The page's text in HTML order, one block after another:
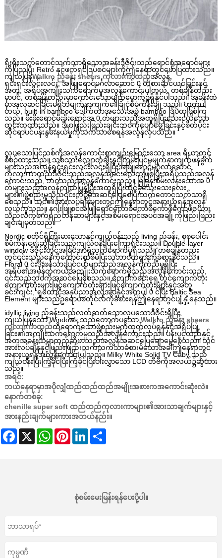
ရိုးရိုးသက်တောင့်သက်သာရှိသောအခန်းဒီဇိုင်းသည်ရောင်စုံအရောင်များ
ကိုပြသပြီး Retro နှင့်ဖက်ရှင်ဒြပ်စင်များကိုဤနေရာတွင်ဖော်ပြထားသည်။
ကျယ်ပြန့်Walkro ည့်ခန်း sheers ကုလားကာထည်အလွန်
ရှင်းရှင်းလင်းလင်း, အဖြူရောင်မင်္ဂလာဆောင် 0 တ်စားဆင်ယင်ခြင်းနှင့်
အတူ, အရိပ်အကျိုးသက်ရောက်မှုအလွန်ကောင်းပါတယ်, တစ်ချိန်တည်း
မှာပင်, တစ်ချိန်တည်းမှာကောင်းသောမျက်မှောက်၌ရှိနိုင်ပါသည်။ အခန်းထဲ
မှာအလှဆင်ခြင်းမရှိဘဲမျက်နှာကျက်၏ခြုံငုံစီမံကိန်းချုံ့သည်။ ဟုတ်ပါ
တယ်, built-in bamboo ဒေါက်တာအသေးအဖွဲ bamboo ဒြပ်ထုဖြစ်ကြ
သည်။ မီးခိုးရောင်မီးခိုးရောင်အ 0 တ်များသည်အထူရှိပြီးသေးငယ်သော
ထွင်းထုထားသည်။ ဒီမှာဖြည်းဖြည်းချင်းဘဝကိုပျော်မွေ့ခြင်းနှင့်စိတ်ပိုင်း
ဆိုင်ရာပင်ပန်းနွမ်းနယ်မှုကိုသက်သာစေရန်အလွန်လှပသည်။
လှပသောပြင်သစ်ကိုအလွန်ကောင်းစွာကျဉ်းမြောင်းသော area ရိယာတွင်
စီစဉ်ထားသည်။ သစ်သားလျှောတံခါးနှင့်ကြမ်းပြင်မှမျက်နှာကျက်ဖန်ခွက်
များသည်အလွန်ရှင်းရှင်းလင်းလင်းရှိပြီးအဖြူရောင်မင်္ဂလာဆောင်
ကုလားကာထည်ဒီဇိုင်းသည်အလွန်အမင်းလေထုဖြစ်ပြီးအရိပ်သည်အလွန်
ကောင်းသည်, ဘဝသည်အလွန်ကောင်းသည်။ မြမြွန်းစိမ်းလန်းသောအ 0
တ်များသည်အလွန်ကျယ်ပြန့်ပြီးအထူရှိပြီးထိုင်ခုံသေးသေးလေး
များ၏ဖွဲ့စည်းမှုသည်၎င်းကိုပိုမိုအဆင်ပြေစေပြီးသက်တောင့်သက်သာရှိ
စေသည်။ သင်၏အားလပ်ချိန်များတွင်ဤနေရာတွင်အနားယူရန်အလွန်
လွယ်ကူသည်။ နဂါးဖြူစင်အဖြူရောင်ကော်ဖီကော်ဖီကော်ဖီကော်ဖီဇယား
သည်လက်ဖက်ရည်တန်ဆာများနှင့်အစိမ်းရောင်အပင်အချို့ကိုဖြည်းဖြည်း
ချင်းချမှတ်သည်။
Nordic စတိုင်ရှိကြီးမားသောနှင့်ကျယ်ဝန်းသည့် living ည့်ခန်း, စုစုပေါင်း
စီမံကိန်းရေးဆွဲခြင်းသည်ကျယ်ဝန်းပြီးကြော့ရှင်းသည်။ Double-layer
window ဒီဇိုင်းတွင်အမြင်အာရုံသက်ရောက်မှုရှိသည်။ တစ်ချိန်တည်း
တွင်၎င်းသည်နေကိုကောင်းစွာစီမံပြီးသဘာဝတရားကိုခံစားနိုင်သည်။
Floral 0 င်းဒိုးဖန်သားပြင်ငယ်များသည်အလွန်ကိုက်ညီမှုရှိပြီး
အရိပ်၏အမှန်တကယ်အကျိုးသက်ရောက်မှုသည်အလွန်ကောင်းသည်,
၎င်းသည်ဘဝကိုအဆင်ပြေစေသည်။ ကျောက်ခင်းရှေ့တွင်ကျောက်တုံး
ကျောက်တုံးများဖြင့်ကျောက်တုံးများဖြင့်ကျောက်တုံးများနှင့်အတူ
ခင်းကျင်း, ရှုထောင့်အနုပညာအလှအပနှင့်အတူပါ 0 င်ပြီး Baltic Sea
Element များသည်ဥရောပစတိုင်လ်ကိုခံစားရန်ဤနေရာတွင်ပျံ့နှံ့နေသည်။
idyllic living ည့်ခန်းသည်လတ်ဆတ်သောလှပသောဒီဇိုင်းရှိပြီး
ကျယ်ပြန့်သော Windows သည်တောက်ပသော, Walkro ည့်ခန်း sheers
ကုလားကာထည်ထိရောက်သောဖွဲ့စည်းမှုကိုထုတ်လုပ်ရန်နှင့်အရိပ်ပြု
ခြင်း၏အကျိုးသက်ရောက်မှုသည်အလွန်ကောင်းသည်။ ပန်းပွင့်ထည်နှင့်
အတူအခန်းထဲမှာထည်ဆိုဖာသည်အလွန်အဆင်ပြေချောမွေ့စေသည်။ သင်
အားလပ်ချိန်နှင့်ဖြည်းဖြည်းသက်သက်သာခံစားမိသောအခါဤနေရာတွင်
အနားယူရန်အလွန်ကောင်းပါသည်။ Milky White Solid TV Caby သည်
ကျယ်ဝန်းပြီးကြံ့ခိုင်ပြီးကြံ့ခိုင်ပြီးပါးလွှာသော LCD တီဗီကိုအလယ်၌ဆွဲထား
သည်။
အရင်:
ဘယ်နေရာမှာအပိုလျှံထည်ထည်ထည်အမျိုးအစားကအကောင်းဆုံးလဲ။
နောက်တစ်ခု:
chenille super soft ထည်ထည်ကုလားကာများ၏အားသာချက်များနှင့်
အားနည်းချက်များကားအဘယ်နည်း။
Facebook
X WhatsAppPinterestLinkedIn
စုံစမ်းမေးမြန်းရန်ပေးပို့ပါ။